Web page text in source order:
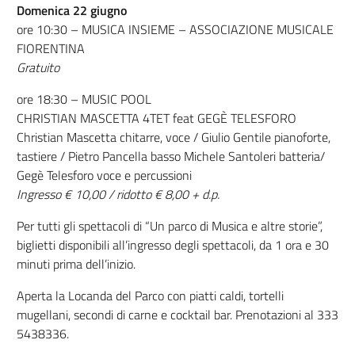
Domenica 22 giugno
ore 10:30 – MUSICA INSIEME – ASSOCIAZIONE MUSICALE
FIORENTINA
Gratuito
ore 18:30 – MUSIC POOL
CHRISTIAN MASCETTA 4TET feat GEGÈ TELESFORO
Christian Mascetta chitarre, voce / Giulio Gentile pianoforte,
tastiere / Pietro Pancella basso Michele Santoleri batteria/
Gegè Telesforo voce e percussioni
Ingresso € 10,00 / ridotto € 8,00 + d.p.
Per tutti gli spettacoli di “Un parco di Musica e altre storie”,
biglietti disponibili all’ingresso degli spettacoli, da 1 ora e 30
minuti prima dell’inizio.
Aperta la Locanda del Parco con piatti caldi, tortelli
mugellani, secondi di carne e cocktail bar. Prenotazioni al 333
5438336.